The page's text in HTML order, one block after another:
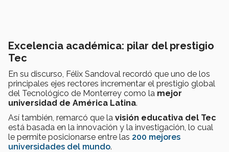
Excelencia académica: pilar del prestigio
Tec
En su discurso, Félix Sandoval recordó que uno de los
principales ejes rectores incrementar el prestigio global
del Tecnológico de Monterrey como la mejor
universidad de América Latina.
Así también, remarcó que la visión educativa del Tec
está basada en la innovación y la investigación, lo cual
le permite posicionarse entre las 200 mejores
universidades del mundo.